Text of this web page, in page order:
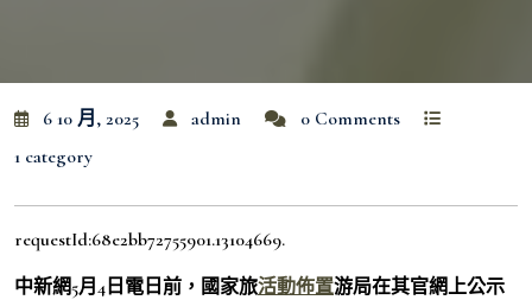
6 10 月, 2025 admin
0 Comments
1 category
requestId:68e2bb72755901.13104669.
中新網5月4日電日前，國家旅活動佈置游局在其官網上公示